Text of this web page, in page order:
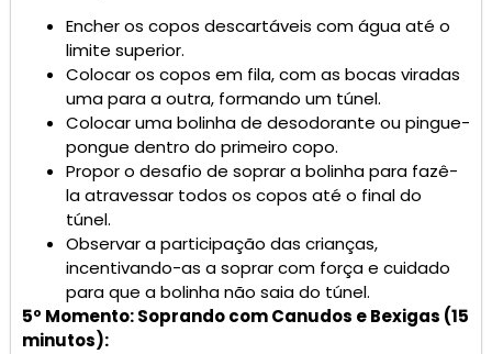
Encher os copos descartáveis com água até o
limite superior.
Colocar os copos em fila, com as bocas viradas
uma para a outra, formando um túnel.
Colocar uma bolinha de desodorante ou pingue-
pongue dentro do primeiro copo.
Propor o desafio de soprar a bolinha para fazê-
la atravessar todos os copos até o final do
túnel.
Observar a participação das crianças,
incentivando-as a soprar com força e cuidado
para que a bolinha não saia do túnel.
5º Momento: Soprando com Canudos e Bexigas (15
minutos):